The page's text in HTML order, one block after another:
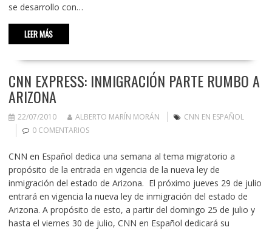
se desarrollo con…
LEER MÁS
CNN EXPRESS: INMIGRACIÓN PARTE RUMBO A
ARIZONA
22/07/2010 ALBERTO MARÍN MORÁN
CNN EN ESPAÑOL
0 COMENTARIOS
CNN en Español dedica una semana al tema migratorio a
propósito de la entrada en vigencia de la nueva ley de
inmigración del estado de Arizona. El próximo jueves 29 de julio
entrará en vigencia la nueva ley de inmigración del estado de
Arizona. A propósito de esto, a partir del domingo 25 de julio y
hasta el viernes 30 de julio, CNN en Español dedicará su